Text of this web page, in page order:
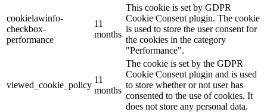
cookielawinfo-
checkbox-
performance
11
months
This cookie is set by GDPR
Cookie Consent plugin. The cookie
is used to store the user consent for
the cookies in the category
"Performance".
viewed_cookie_policy
11
months
The cookie is set by the GDPR
Cookie Consent plugin and is used
to store whether or not user has
consented to the use of cookies. It
does not store any personal data.